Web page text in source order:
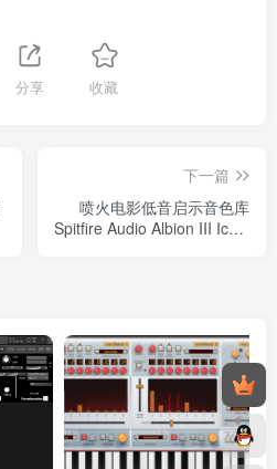
分享 收藏
下一篇
喷火电影低音启示音色库
Spitfire Audio Albion III Iceni